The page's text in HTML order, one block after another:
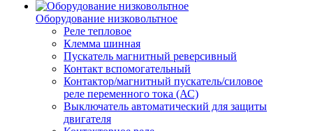
Оборудование низковольтное
Реле тепловое
Клемма шинная
Пускатель магнитный реверсивный
Контакт вспомогательный
Контактор/магнитный пускатель/силовое
реле переменного тока (АС)
Выключатель автоматический для защиты
двигателя